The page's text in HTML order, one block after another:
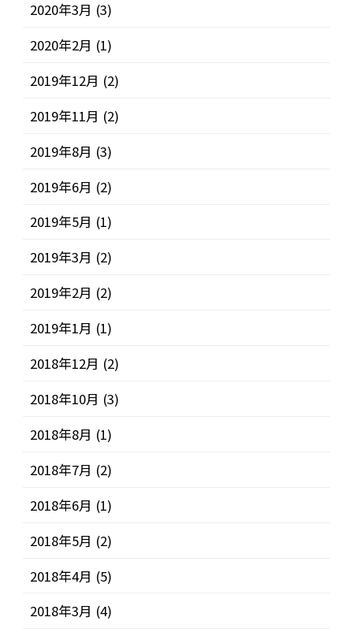
2020年3月 (3)
2020年2月 (1)
2019年12月 (2)
2019年11月 (2)
2019年8月 (3)
2019年6月 (2)
2019年5月 (1)
2019年3月 (2)
2019年2月 (2)
2019年1月 (1)
2018年12月 (2)
2018年10月 (3)
2018年8月 (1)
2018年7月 (2)
2018年6月 (1)
2018年5月 (2)
2018年4月 (5)
2018年3月 (4)